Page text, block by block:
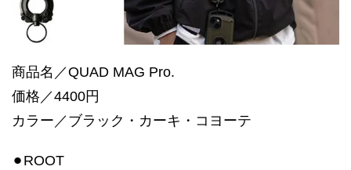
商品名／QUAD MAG Pro.
価格／4400円
カラー／ブラック・カーキ・コヨーテ
⚫︎ROOT